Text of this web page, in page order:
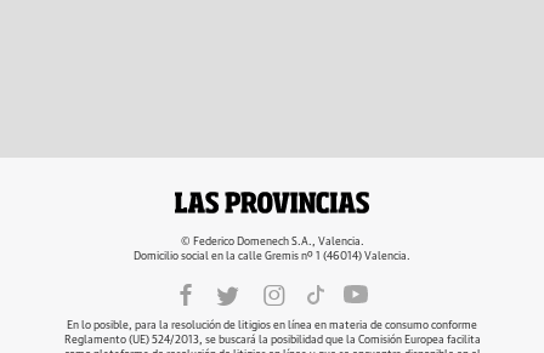
© Federico Domenech S.A., Valencia.
Domicilio social en la calle Gremis nº 1 (46014) Valencia.
En lo posible, para la resolución de litigios en línea en materia de consumo conforme
Reglamento (UE) 524/2013, se buscará la posibilidad que la Comisión Europea facilita